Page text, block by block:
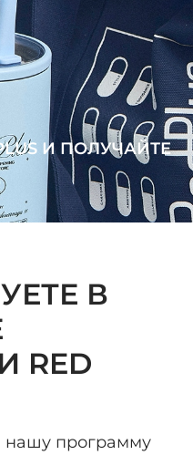
И ПОЛУЧАЙТЕ
В
RED
нашу программу